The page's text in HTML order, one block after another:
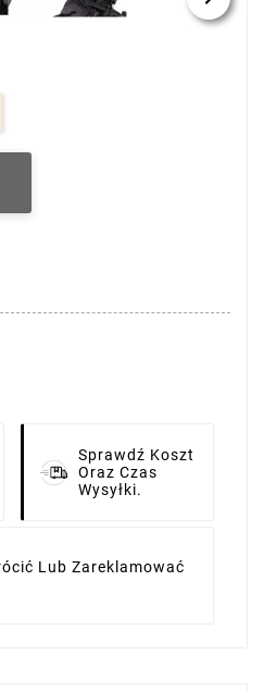
Sprawdź Koszt
Oraz Czas
Wysyłki.
Lub Zareklamować